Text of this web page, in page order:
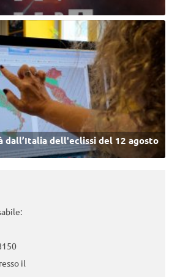
dall’Italia dell'eclissi del 12 agosto
il